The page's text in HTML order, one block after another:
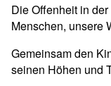
Die Offenheit in
Menschen, unsere
Gemeinsam den
seinen Höhen und